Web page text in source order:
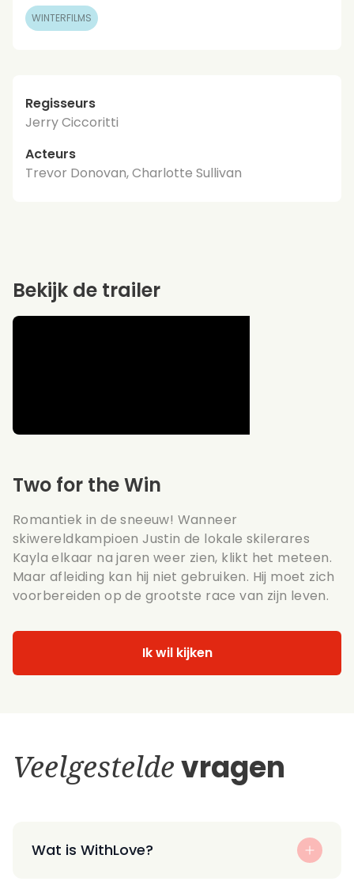
WINTERFILMS
Regisseurs
Jerry Ciccoritti
Acteurs
Trevor Donovan, Charlotte Sullivan
Two for the Win
Romantiek in de sneeuw! Wanneer
skiwereldkampioen Justin de lokale skilerares
Kayla elkaar na jaren weer zien, klikt het meteen.
Maar afleiding kan hij niet gebruiken. Hij moet zich
voorbereiden op de grootste race van zijn leven.
Ik wil kijken
Bekijk de trailer
Veelgesteldevragen
Wat is WithLove?